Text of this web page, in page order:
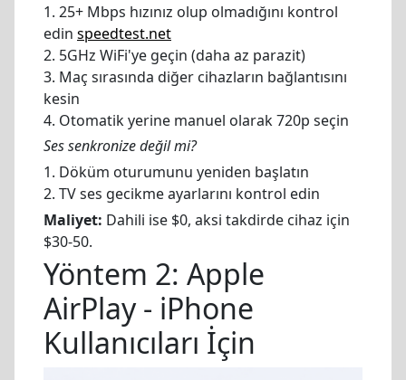
1. 25+ Mbps hızınız olup olmadığını kontrol
edin speedtest.net
2. 5GHz WiFi'ye geçin (daha az parazit)
3. Maç sırasında diğer cihazların bağlantısını
kesin
4. Otomatik yerine manuel olarak 720p seçin
Ses senkronize değil mi?
1. Döküm oturumunu yeniden başlatın
2. TV ses gecikme ayarlarını kontrol edin
Maliyet: Dahili ise $0, aksi takdirde cihaz için
$30-50.
Yöntem 2: Apple
AirPlay - iPhone
Kullanıcıları İçin